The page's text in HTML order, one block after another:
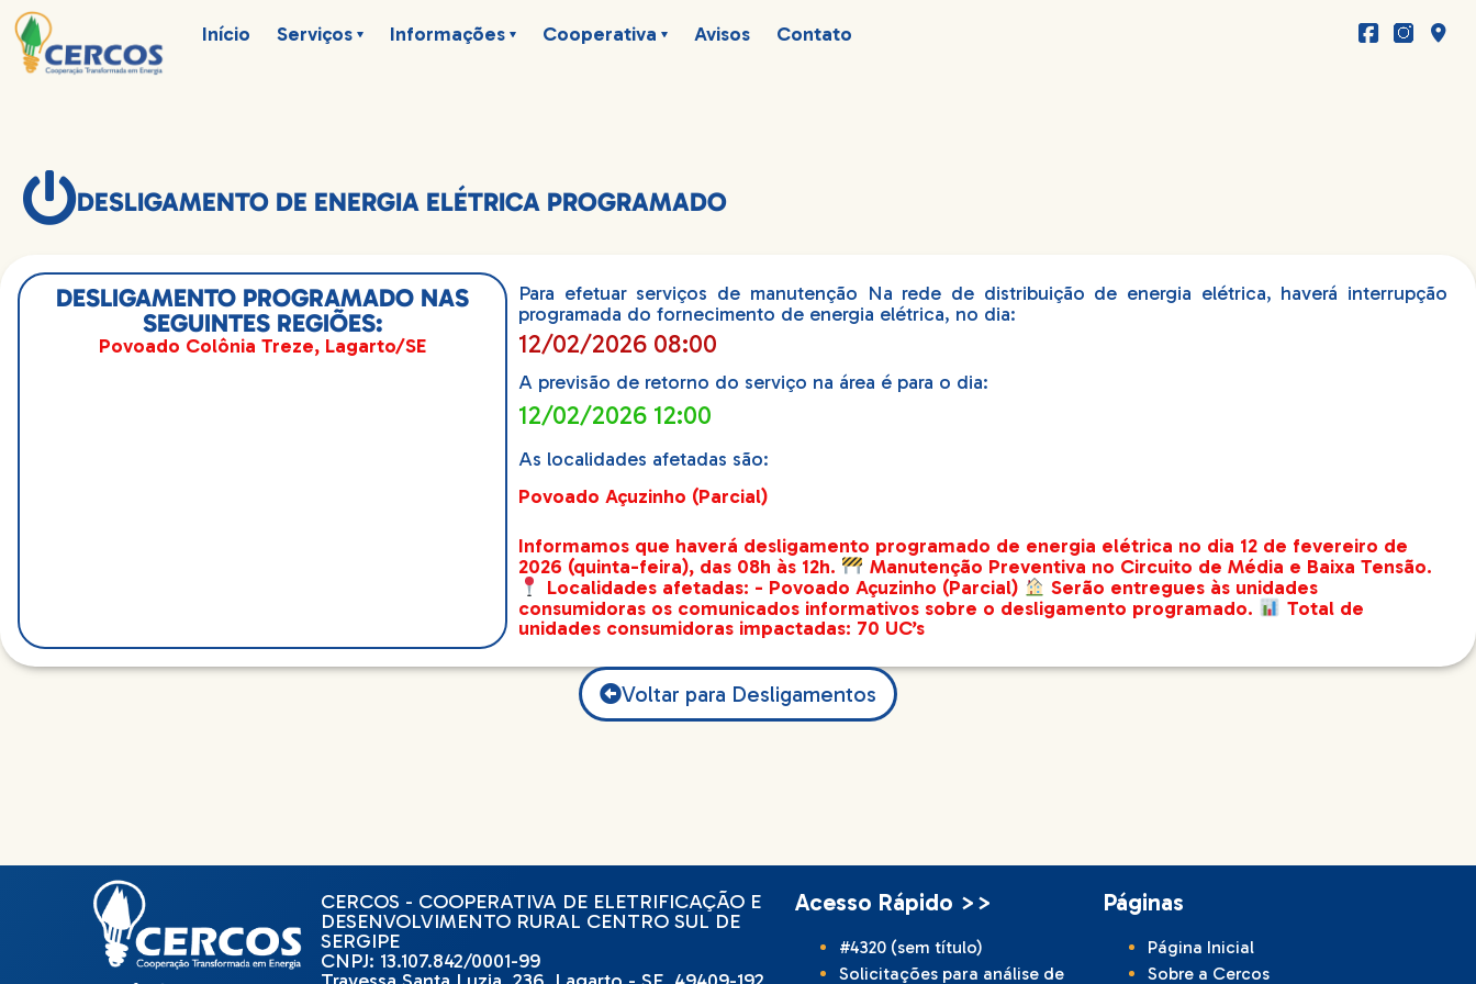
Início Serviços Informações Cooperativa Avisos Contato
DESLIGAMENTO DE ENERGIA ELÉTRICA PROGRAMADO
DESLIGAMENTO PROGRAMADO NAS
SEGUINTES REGIÕES:
Povoado Colônia Treze, Lagarto/SE
Para efetuar serviços de manutenção Na rede de distribuição de energia elétrica, haverá interrupção
programada do fornecimento de energia elétrica, no dia:
12/02/2026 08:00
A previsão de retorno do serviço na área é para o dia:
12/02/2026 12:00
As localidades afetadas são:
Povoado Açuzinho (Parcial)
Informamos que haverá desligamento programado de energia elétrica no dia 12 de fevereiro de
2026 (quinta-feira), das 08h às 12h.
Manutenção Preventiva no Circuito de Média e Baixa Tensão.
Localidades afetadas: - Povoado Açuzinho (Parcial)
Serão entregues às unidades
consumidoras os comunicados informativos sobre o desligamento programado.
Total de
unidades consumidoras impactadas: 70 UC’s
Voltar para Desligamentos
CERCOS - COOPERATIVA DE ELETRIFICAÇÃO E
DESENVOLVIMENTO RURAL CENTRO SUL DE
SERGIPE
CNPJ: 13.107.842/0001-99
Acesso Rápido >>
#4320 (sem título)
Solicitações para análise de
Páginas
Página Inicial
Sobre a Cercos